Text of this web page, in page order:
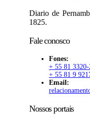
Diario de
1825.
Fale conosco
Fones:
+ 55 81 3320-
+ 55 81 9
Email:
Nossos portais